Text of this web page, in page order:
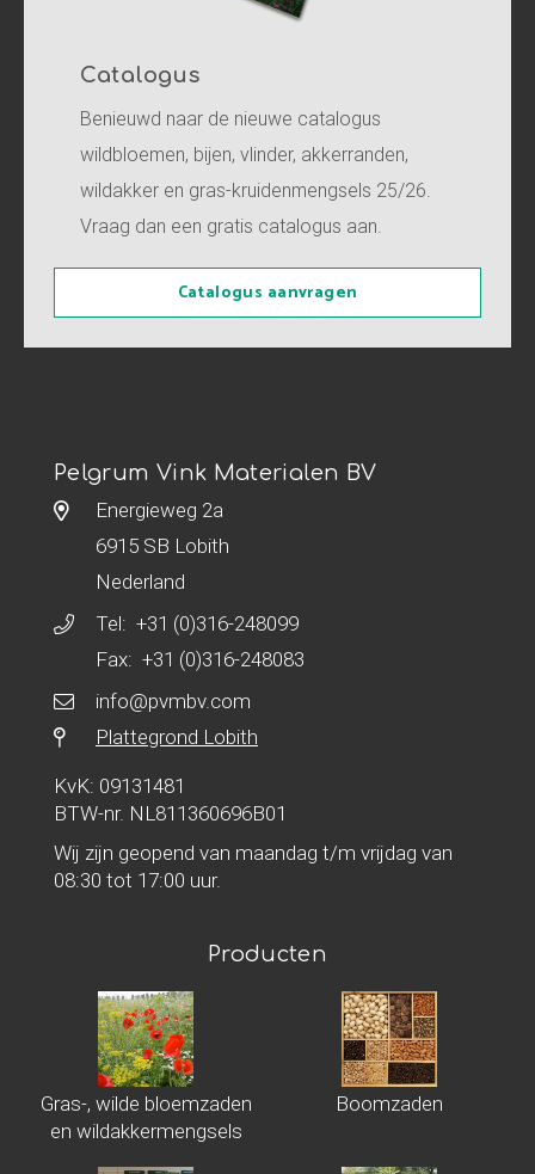
Catalogus
Benieuwd naar de nieuwe catalogus
wildbloemen, bijen, vlinder, akkerranden,
wildakker en gras-kruidenmengsels 25/26.
Vraag dan een gratis catalogus aan.
Catalogus aanvragen
Pelgrum Vink Materialen BV
Energieweg 2a
6915 SB Lobith
Nederland
Tel: +31 (0)316-248099
Fax: +31 (0)316-248083
info@pvmbv.com
Plattegrond Lobith
KvK: 09131481
BTW-nr. NL811360696B01
Wij zijn geopend van maandag t/m vrijdag van
08:30 tot 17:00 uur.
Producten
Gras-, wilde bloemzaden
en wildakkermengsels
Boomzaden